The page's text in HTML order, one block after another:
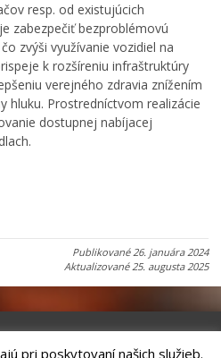
resp. od existujúcich
zabezpečiť bezproblémovú
zvýši využívanie vozidiel na
k rozšíreniu infraštruktúry
verejného zdravia znížením
hluku. Prostredníctvom realizácie
dostupnej nabíjacej
Publikované26. januára 2024
Aktualizované25. augusta 2025
pri poskytovaní našich služieb.